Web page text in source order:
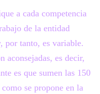
a cada competencia
de la entidad
por tanto, es variable.
aconsejadas, es decir,
es que sumen las 150
se propone en la